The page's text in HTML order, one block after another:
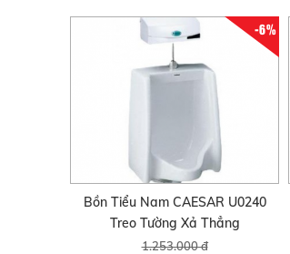
-6%
Bồn Tiểu Nam CAESAR U0240
Treo Tường Xả Thẳng
1.253.000 đ